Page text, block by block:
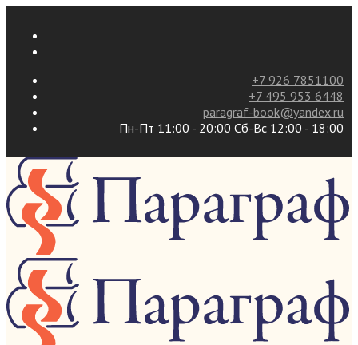
+7 926 7851100
+7 495 953 6448
paragraf-book@yandex.ru
Пн-Пт 11:00 - 20:00 Сб-Вс 12:00 - 18:00